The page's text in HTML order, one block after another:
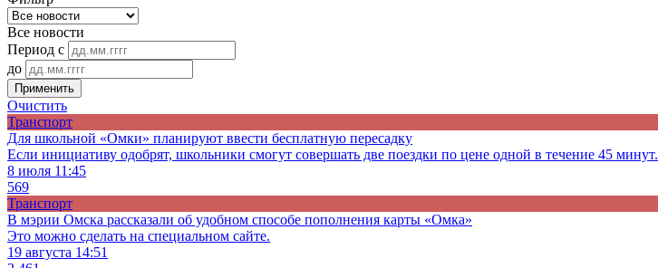
Все новости
Период с
до
Применить
Очистить
Транспорт
Для школьной «Омки» планируют ввести бесплатную пересадку
Если инициативу одобрят, школьники смогут совершать две поездки по цене одной в течение 45 минут.
8 июля 11:45
569
Транспорт
В мэрии Омска рассказали об удобном способе пополнения карты «Омка»
Это можно сделать на специальном сайте.
19 августа 14:51